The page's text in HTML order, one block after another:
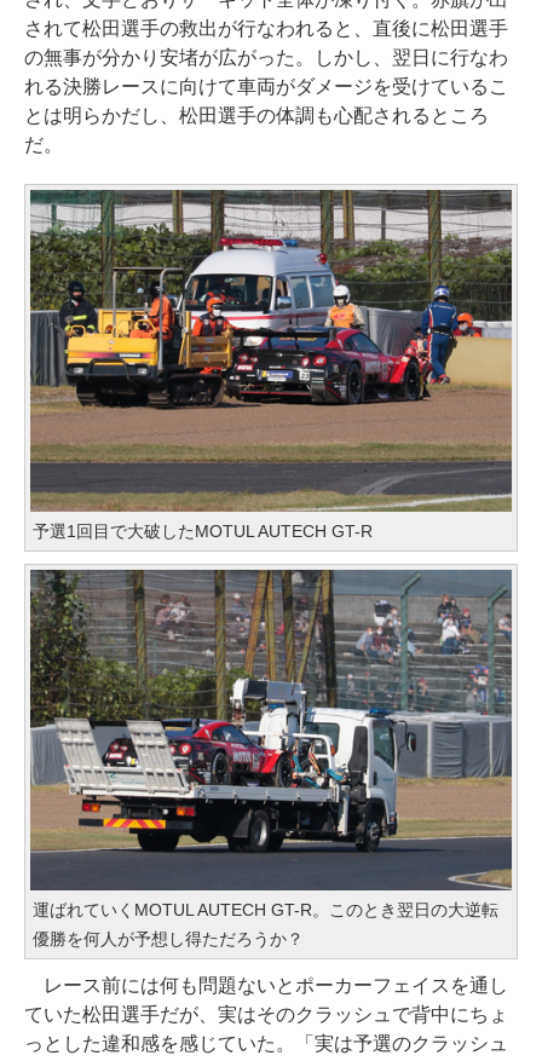
されて松田選手の救出が行なわれると、直後に松田選手
の無事が分かり安堵が広がった。しかし、翌日に行なわ
れる決勝レースに向けて車両がダメージを受けているこ
とは明らかだし、松田選手の体調も心配されるところ
だ。
予選1回目で大破したMOTUL AUTECH GT-R
運ばれていくMOTUL AUTECH GT-R。このとき翌日の大逆転
優勝を何人が予想し得ただろうか？
レース前には何も問題ないとポーカーフェイスを通し
ていた松田選手だが、実はそのクラッシュで背中にちょ
っとした違和感を感じていた。「実は予選のクラッシュ